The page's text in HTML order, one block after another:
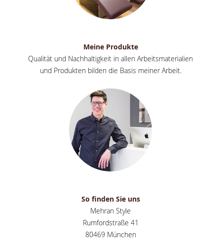
Meine Produkte
Qualität und Nachhaltigkeit in allen Arbeitsmaterialien
und Produkten bilden die Basis meiner Arbeit.
So finden Sie uns
Mehran Style
Rumfordstraße 41
80469 München